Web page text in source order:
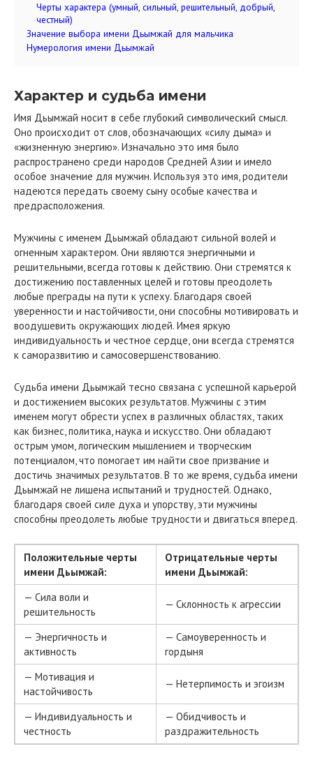
Черты характера (умный, сильный, решительный, добрый,
честный)
Значение выбора имени Дьымжай для мальчика
Нумерология имени Дьымжай
Характер и судьба имени
Имя Дьымжай носит в себе глубокий символический смысл.
Оно происходит от слов, обозначающих «силу дыма» и
«жизненную энергию». Изначально это имя было
распространено среди народов Средней Азии и имело
особое значение для мужчин. Используя это имя, родители
надеются передать своему сыну особые качества и
предрасположения.
Мужчины с именем Дьымжай обладают сильной волей и
огненным характером. Они являются энергичными и
решительными, всегда готовы к действию. Они стремятся к
достижению поставленных целей и готовы преодолеть
любые преграды на пути к успеху. Благодаря своей
уверенности и настойчивости, они способны мотивировать и
воодушевить окружающих людей. Имея яркую
индивидуальность и честное сердце, они всегда стремятся
к саморазвитию и самосовершенствованию.
Судьба имени Дьымжай тесно связана с успешной карьерой
и достижением высоких результатов. Мужчины с этим
именем могут обрести успех в различных областях, таких
как бизнес, политика, наука и искусство. Они обладают
острым умом, логическим мышлением и творческим
потенциалом, что помогает им найти свое призвание и
достичь значимых результатов. В то же время, судьба имени
Дьымжай не лишена испытаний и трудностей. Однако,
благодаря своей силе духа и упорству, эти мужчины
способны преодолеть любые трудности и двигаться вперед.
Положительные черты
имени Дьымжай:
Отрицательные черты
имени Дьымжай:
— Сила воли и
решительность
— Склонность к агрессии
— Энергичность и
активность
— Самоуверенность и
гордыня
— Мотивация и
настойчивость
— Нетерпимость и эгоизм
— Индивидуальность и
честность
— Обидчивость и
раздражительность